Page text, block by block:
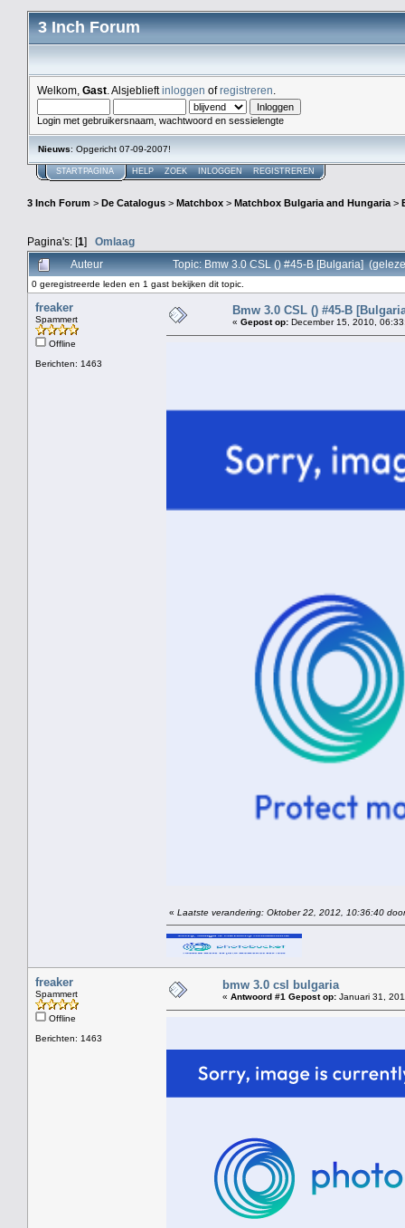
3 Inch Forum
Welkom, Gast . Alsjeblieftinloggen ofregistreren
Login met gebruikersnaam, wachtwoord en sessielengte
Nieuws: Opgericht 07-09-2007!
STARTPAGINA HELP ZOEK INLOGGEN REGISTREREN
3 Inch Forum > De Catalogus > Matchbox > Matchbox Bulgaria and Hungaria >
Pagina's: [1] Omlaag
Auteur
Topic: Bmw 3.0 CSL () #45-B [Bulgaria]
0 geregistreerde leden en 1 gast bekijken dit topic.
freaker
Spammert
Offline
Berichten: 1463
Bmw 3.0 CSL () #45-B
« Gepost op: December 15, 2010,
« Laatste verandering: Oktober 22, 2012, 10:36:40
freaker
Spammert
Offline
Berichten: 1463
bmw 3.0 csl bulgaria
« Antwoord #1 Gepost op: Januari 31,